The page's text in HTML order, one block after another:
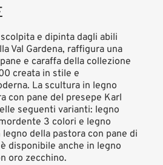
e dipinta dagli abili
Val Gardena, raffigura una
e caraffa della collezione
creata in stile e
La scultura in legno
con pane del presepe Karl
seguenti varianti: legno
3 colori e legno
della pastora con pane di
disponibile anche in legno
oro zecchino.